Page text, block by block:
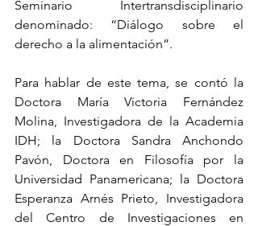
Seminario Intertransdisciplinario
denominado: “Diálogo sobre el
derecho a la alimentación”.
Para hablar de este tema, se contó la
Doctora María Victoria Fernández
Molina, Investigadora de la Academia
IDH; la Doctora Sandra Anchondo
Pavón, Doctora en Filosofía por la
Universidad Panamericana; la Doctora
Esperanza Arnés Prieto, Investigadora
del Centro de Investigaciones en